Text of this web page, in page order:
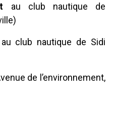
au club nautique de
club nautique de Sidi
de l’environnement,